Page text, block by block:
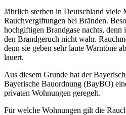
Jährlich sterben in Deutschland viele
Rauchvergiftungen bei Bränden.
hochgiftigen Brandgase nachts,
den Brandgeruch nicht wahr.
denn sie geben sehr laute Warntöne
lauert.
Aus diesem Grunde hat der
Bayerische Bauordnung (BayBO)
privaten Wohnungen geregelt.
Für welche Wohnungen gilt die